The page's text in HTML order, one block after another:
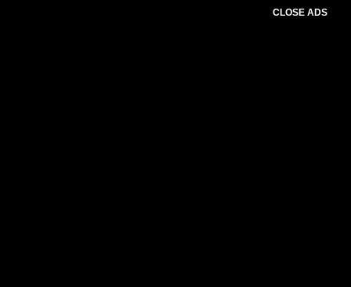
CLOSE ADS